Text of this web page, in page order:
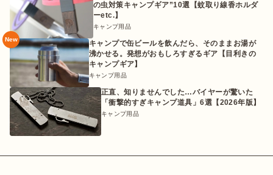
の虫対策キャンプギア”10選【蚊取り線香ホルダ
ーetc.】
キャンプ用品
New
キャンプで缶ビールを飲んだら、そのままお湯が
沸かせる。発想がおもしろすぎるギア【目利きの
キャンプギア】
キャンプ用品
正直、知りませんでした…バイヤーが驚いた
「衝撃的すぎキャンプ道具」6選【2026年版】
キャンプ用品